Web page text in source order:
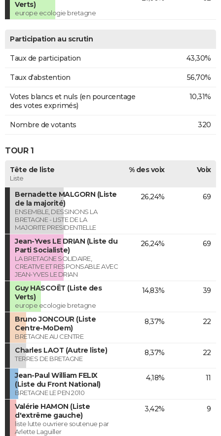
Verts)
europe ecologie bretagne
Participation au scrutin
Taux de participation 43,30%
Taux d'abstention 56,70%
Votes blancs et nuls (en pourcentage
des votes exprimés)
10,31%
Nombre de votants 320
TOUR 1
Tête de liste
Liste
% des voix Voix
Bernadette MALGORN (Liste
de la majorité)
ENSEMBLE, DESSINONS LA
BRETAGNE - LISTE DE LA
MAJORITE PRESIDENTIELLE
26,24% 69
Jean-Yves LE DRIAN (Liste du
Parti Socialiste)
LA BRETAGNE SOLIDAIRE,
CREATIVE ET RESPONSABLE AVEC
JEAN-YVES LE DRIAN
26,24% 69
Guy HASCOËT (Liste des
Verts)
europe ecologie bretagne
14,83% 39
Bruno JONCOUR (Liste
Centre-MoDem)
BRETAGNE AU CENTRE
8,37% 22
Charles LAOT (Autre liste)
TERRES DE BRETAGNE
8,37% 22
Jean-Paul William FELIX
(Liste du Front National)
BRETAGNE LE PEN 2010
4,18% 11
Valérie HAMON (Liste
d'extrême gauche)
liste lutte ouvriere soutenue par
Arlette Laguiller
3,42% 9